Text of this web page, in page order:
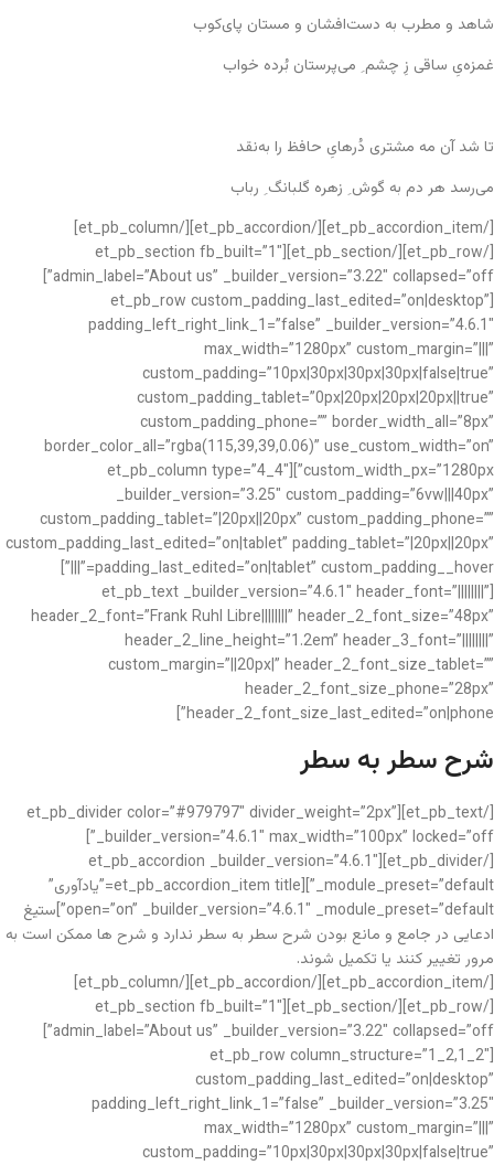
شاهد و مطرب به دست‌افشان و مستان پای‌کوب
غمزه‌یِ ساقی زِ چشم ِ می‌پرستان بُرده خواب
تا شد آن مه مشتری دُرهایِ حافظ را به‌نقد
می‌رسد هر دم به گوش ِ زهره گلبانگ ِ رباب
[/et_pb_accordion_item][/et_pb_accordion][/et_pb_column]
[/et_pb_row][/et_pb_section][et_pb_section fb_built=”1″
admin_label=”About us” _builder_version=”3.22″ collapsed=”off”]
[et_pb_row custom_padding_last_edited=”on|desktop”
padding_left_right_link_1=”false” _builder_version=”4.6.1″
max_width=”1280px” custom_margin=”|||”
custom_padding=”10px|30px|30px|30px|false|true”
custom_padding_tablet=”0px|20px|20px|20px||true”
custom_padding_phone=”” border_width_all=”8px”
border_color_all=”rgba(115,39,39,0.06)” use_custom_width=”on”
custom_width_px=”1280px”][et_pb_column type=”4_4″
_builder_version=”3.25″ custom_padding=”6vw|||40px”
custom_padding_tablet=”|20px||20px” custom_padding_phone=””
custom_padding_last_edited=”on|tablet” padding_tablet=”|20px||20px”
padding_last_edited=”on|tablet” custom_padding__hover=”|||”]
[et_pb_text _builder_version=”4.6.1″ header_font=”||||||||”
header_2_font=”Frank Ruhl Libre||||||||” header_2_font_size=”48px”
header_2_line_height=”1.2em” header_3_font=”||||||||”
custom_margin=”||20px|” header_2_font_size_tablet=””
header_2_font_size_phone=”28px”
header_2_font_size_last_edited=”on|phone”]
شرح سطر به سطر
[/et_pb_text][et_pb_divider color=”#979797″ divider_weight=”2px”
_builder_version=”4.6.1″ max_width=”100px” locked=”off”]
[/et_pb_divider][et_pb_accordion _builder_version=”4.6.1″
_module_preset=”default”][et_pb_accordion_item title=”یادآوری”
open=”on” _builder_version=”4.6.1″ _module_preset=”default”]ستیغ
ادعایی در جامع و مانع بودن شرح سطر به سطر ندارد و شرح ها ممکن است به
مرور تغییر کنند یا تکمیل شوند.
[/et_pb_accordion_item][/et_pb_accordion][/et_pb_column]
[/et_pb_row][/et_pb_section][et_pb_section fb_built=”1″
admin_label=”About us” _builder_version=”3.22″ collapsed=”off”]
[et_pb_row column_structure=”1_2,1_2″
custom_padding_last_edited=”on|desktop”
padding_left_right_link_1=”false” _builder_version=”3.25″
max_width=”1280px” custom_margin=”|||”
custom_padding=”10px|30px|30px|30px|false|true”